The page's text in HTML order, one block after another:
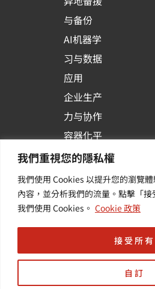
我們重視您的隱私權
我們使用 Cookies 以提升您的瀏覽
內容，並分析我們的流量。點擊「
我們使用 Cookies。 Cookie 政策
自訂
接受所有
与备份
AI机器学
习与数据
应用
企业生产
力与协作
容器化平
台应用